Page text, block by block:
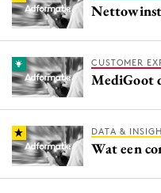
CUSTOMER
MediGoot
DATA &
Wat een